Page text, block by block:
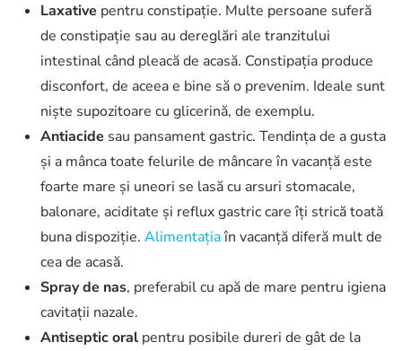
Laxative pentru constipație. Multe persoane suferă
de constipație sau au dereglări ale tranzitului
intestinal când pleacă de acasă. Constipația produce
disconfort, de aceea e bine să o prevenim. Ideale sunt
niște supozitoare cu glicerină, de exemplu.
Antiacide sau pansament gastric. Tendința de a gusta
și a mânca toate felurile de mâncare în vacanță este
foarte mare și uneori se lasă cu arsuri stomacale,
balonare, aciditate și reflux gastric care îți strică toată
buna dispoziție. Alimentațiaîn vacanță diferă mult de
cea de acasă.
Spray de nas, preferabil cu apă de mare pentru igiena
cavitații nazale.
Antiseptic oral pentru posibile dureri de gât de la